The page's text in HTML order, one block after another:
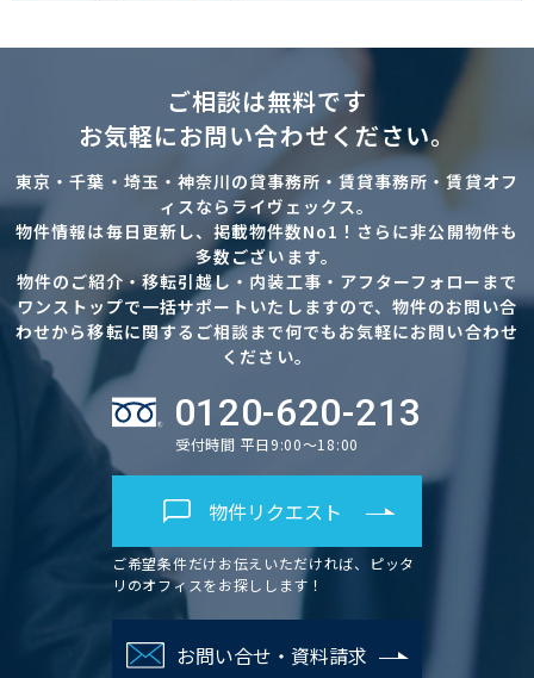
ご相談は無料です
お気軽にお問い合わせください。
東京・千葉・埼玉・神奈川の貸事務所・賃貸事務所・賃貸オフ
ィスならライヴェックス。
物件情報は毎日更新し、掲載物件数No1！さらに非公開物件も
多数ございます。
物件のご紹介・移転引越し・内装工事・アフターフォローまで
ワンストップで一括サポートいたしますので、物件のお問い合
わせから移転に関するご相談まで何でもお気軽にお問い合わせ
ください。
0120-620-213
受付時間 平日9:00～18:00
物件リクエスト
ご希望条件だけお伝えいただければ、ピッタ
リのオフィスをお探しします！
お問い合せ・資料請求